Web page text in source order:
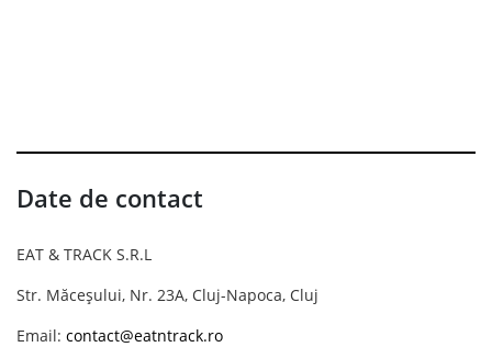
Date de contact
EAT & TRACK S.R.L
Str. Măceșului, Nr. 23A, Cluj-Napoca, Cluj
Email: contact@eatntrack.ro